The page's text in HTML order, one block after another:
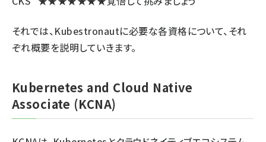
それでは、Kubestronautに必要な各資格について、それ
ぞれ概要を説明していきます。
Kubernetes and Cloud Native
Associate (KCNA)